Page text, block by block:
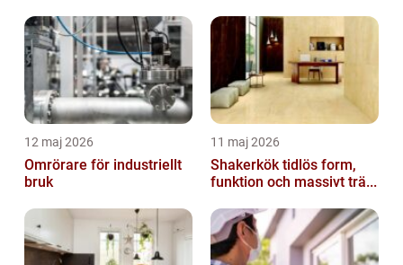
12 maj 2026
Omrörare för industriellt
bruk
11 maj 2026
Shakerkök tidlös form,
funktion och massivt trä...